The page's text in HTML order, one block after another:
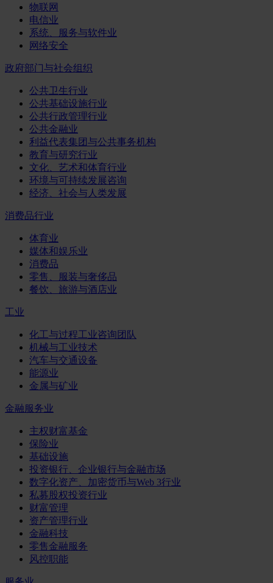
物联网
电信业
系统、服务与软件业
网络安全
政府部门与社会组织
公共卫生行业
公共基础设施行业
公共行政管理行业
公共金融业
利益代表集团与公共事务机构
教育与研究行业
文化、艺术和体育行业
环境与可持续发展咨询
经济、社会与人类发展
消费品行业
体育业
媒体和娱乐业
消费品
零售、服装与奢侈品
餐饮、旅游与酒店业
工业
化工与过程工业咨询团队
机械与工业技术
汽车与交通设备
能源业
金属与矿业
金融服务业
主权财富基金
保险业
基础设施
投资银行、企业银行与金融市场
数字化资产、加密货币与Web 3行业
私募股权投资行业
财富管理
资产管理行业
金融科技
零售金融服务
风控职能